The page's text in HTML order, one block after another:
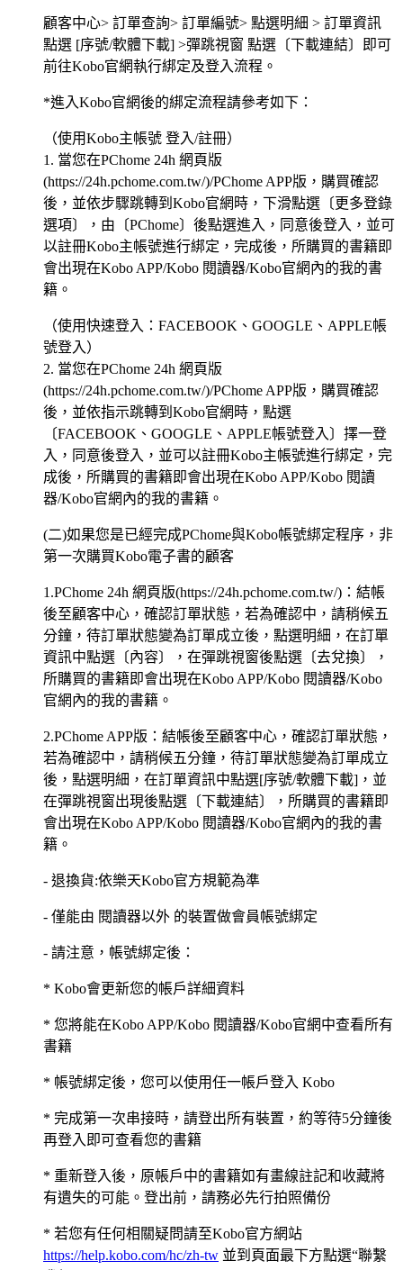
顧客中心> 訂單查詢> 訂單編號> 點選明細 > 訂單資訊
點選 [序號/軟體下載] >彈跳視窗 點選〔下載連結〕即可
前往Kobo官網執行綁定及登入流程。
*進入Kobo官網後的綁定流程請參考如下：
（使用Kobo主帳號 登入/註冊）
1. 當您在PChome 24h 網頁版
(https://24h.pchome.com.tw/)/PChome APP版，購買確認
後，並依步驟跳轉到Kobo官網時，下滑點選〔更多登錄
選項〕，由〔PChome〕後點選進入，同意後登入，並可
以註冊Kobo主帳號進行綁定，完成後，所購買的書籍即
會出現在Kobo APP/Kobo 閱讀器/Kobo官網內的我的書
籍。
（使用快速登入：FACEBOOK、GOOGLE、APPLE帳
號登入）
2. 當您在PChome 24h 網頁版
(https://24h.pchome.com.tw/)/PChome APP版，購買確認
後，並依指示跳轉到Kobo官網時，點選
〔FACEBOOK、GOOGLE、APPLE帳號登入〕擇一登
入，同意後登入，並可以註冊Kobo主帳號進行綁定，完
成後，所購買的書籍即會出現在Kobo APP/Kobo 閱讀
器/Kobo官網內的我的書籍。
(二)如果您是已經完成PChome與Kobo帳號綁定程序，非
第一次購買Kobo電子書的顧客
1.PChome 24h 網頁版(https://24h.pchome.com.tw/)：結帳
後至顧客中心，確認訂單狀態，若為確認中，請稍候五
分鐘，待訂單狀態變為訂單成立後，點選明細，在訂單
資訊中點選〔內容〕，在彈跳視窗後點選〔去兌換〕，
所購買的書籍即會出現在Kobo APP/Kobo 閱讀器/Kobo
官網內的我的書籍。
2.PChome APP版：結帳後至顧客中心，確認訂單狀態，
若為確認中，請稍候五分鐘，待訂單狀態變為訂單成立
後，點選明細，在訂單資訊中點選[序號/軟體下載]，並
在彈跳視窗出現後點選〔下載連結〕，所購買的書籍即
會出現在Kobo APP/Kobo 閱讀器/Kobo官網內的我的書
籍。
- 退換貨:依樂天Kobo官方規範為準
- 僅能由 閱讀器以外 的裝置做會員帳號綁定
- 請注意，帳號綁定後：
* Kobo會更新您的帳戶詳細資料
* 您將能在Kobo APP/Kobo 閱讀器/Kobo官網中查看所有
書籍
* 帳號綁定後，您可以使用任一帳戶登入 Kobo
* 完成第一次串接時，請登出所有裝置，約等待5分鐘後
再登入即可查看您的書籍
* 重新登入後，原帳戶中的書籍如有畫線註記和收藏將
有遺失的可能。登出前，請務必先行拍照備份
* 若您有任何相關疑問請至Kobo官方網站
https://help.kobo.com/hc/zh-tw 並到頁面最下方點選“聯繫